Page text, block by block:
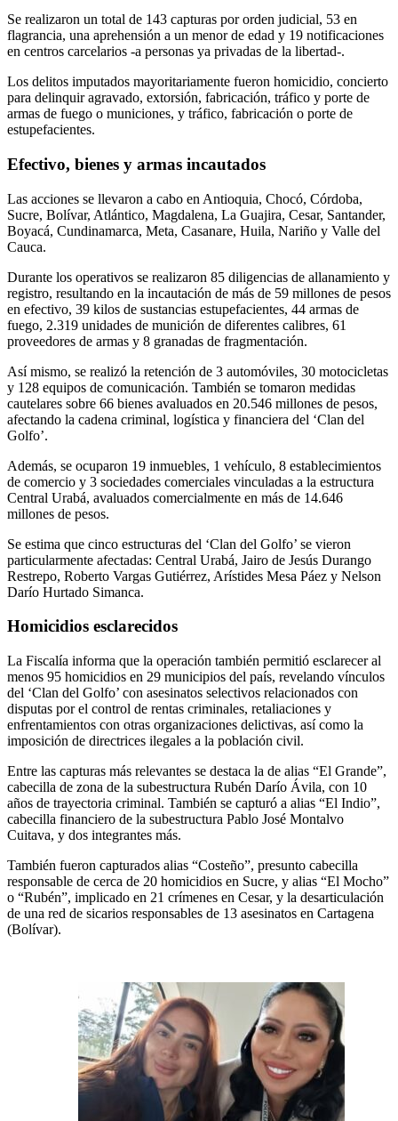
Se realizaron un total de 143 capturas por orden judicial, 53 en
flagrancia, una aprehensión a un menor de edad y 19 notificaciones
en centros carcelarios -a personas ya privadas de la libertad-.
Los delitos imputados mayoritariamente fueron homicidio, concierto
para delinquir agravado, extorsión, fabricación, tráfico y porte de
armas de fuego o municiones, y tráfico, fabricación o porte de
estupefacientes.
Efectivo, bienes y armas incautados
Las acciones se llevaron a cabo en Antioquia, Chocó, Córdoba,
Sucre, Bolívar, Atlántico, Magdalena, La Guajira, Cesar, Santander,
Boyacá, Cundinamarca, Meta, Casanare, Huila, Nariño y Valle del
Cauca.
Durante los operativos se realizaron 85 diligencias de allanamiento y
registro, resultando en la incautación de más de 59 millones de pesos
en efectivo, 39 kilos de sustancias estupefacientes, 44 armas de
fuego, 2.319 unidades de munición de diferentes calibres, 61
proveedores de armas y 8 granadas de fragmentación.
Así mismo, se realizó la retención de 3 automóviles, 30 motocicletas
y 128 equipos de comunicación. También se tomaron medidas
cautelares sobre 66 bienes avaluados en 20.546 millones de pesos,
afectando la cadena criminal, logística y financiera del ‘Clan del
Golfo’.
Además, se ocuparon 19 inmuebles, 1 vehículo, 8 establecimientos
de comercio y 3 sociedades comerciales vinculadas a la estructura
Central Urabá, avaluados comercialmente en más de 14.646
millones de pesos.
Se estima que cinco estructuras del ‘Clan del Golfo’ se vieron
particularmente afectadas: Central Urabá, Jairo de Jesús Durango
Restrepo, Roberto Vargas Gutiérrez, Arístides Mesa Páez y Nelson
Darío Hurtado Simanca.
Homicidios esclarecidos
La Fiscalía informa que la operación también permitió esclarecer al
menos 95 homicidios en 29 municipios del país, revelando vínculos
del ‘Clan del Golfo’ con asesinatos selectivos relacionados con
disputas por el control de rentas criminales, retaliaciones y
enfrentamientos con otras organizaciones delictivas, así como la
imposición de directrices ilegales a la población civil.
Entre las capturas más relevantes se destaca la de alias “El Grande”,
cabecilla de zona de la subestructura Rubén Darío Ávila, con 10
años de trayectoria criminal. También se capturó a alias “El Indio”,
cabecilla financiero de la subestructura Pablo José Montalvo
Cuitava, y dos integrantes más.
También fueron capturados alias “Costeño”, presunto cabecilla
responsable de cerca de 20 homicidios en Sucre, y alias “El Mocho”
o “Rubén”, implicado en 21 crímenes en Cesar, y la desarticulación
de una red de sicarios responsables de 13 asesinatos en Cartagena
(Bolívar).